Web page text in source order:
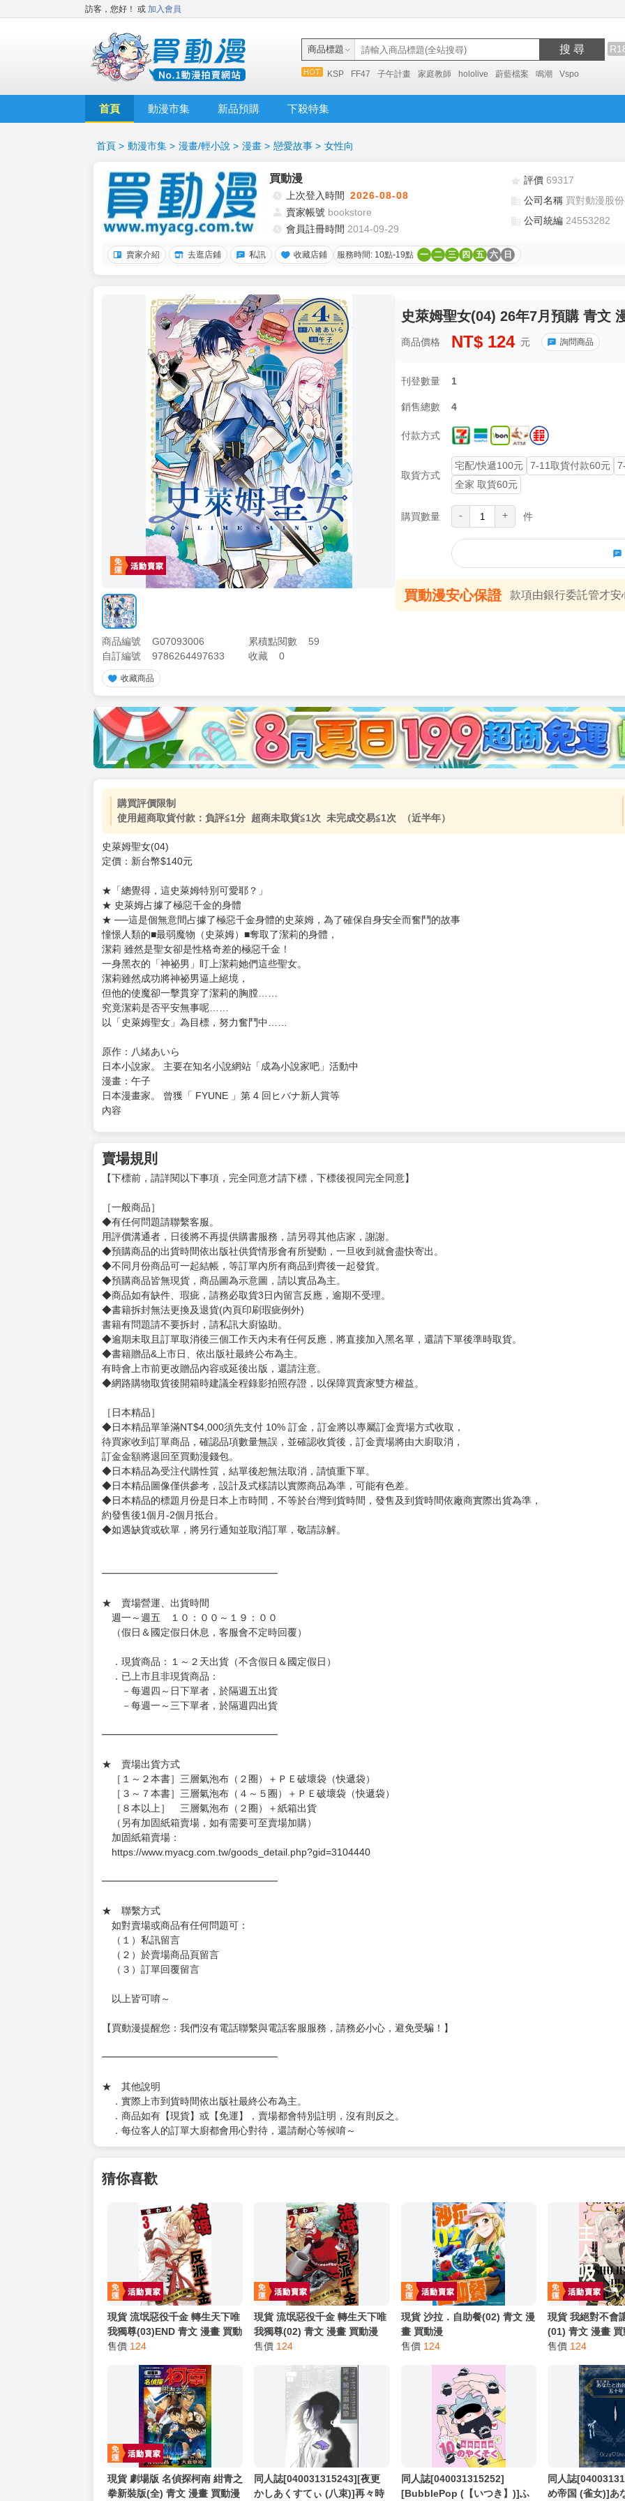
訪客，您好！ 或 加入會員
商品標題 搜 尋
KSP FF47 子午計畫 家庭教師 hololive 蔚藍檔案 鳴潮 Vspo
首頁 動漫市集 新品預購 下殺特集
首頁 > 動漫市集 > 漫畫/輕小說 > 漫畫 > 戀愛故事 > 女性向
買動漫
上次登入時間 2026-08-08
賣家帳號 bookstore
會員註冊時間 2014-09-29
評價 69317
公司名稱 買對動漫股
公司統編 24553282
賣家介紹 去逛店鋪 私訊 收藏店鋪 服務時間: 10點-19點 一 二 三 四 五 六 日
商品編號 G07093006 累積點閱數
59
自訂編號
9786264497633 收藏 0
收藏商品
史萊姆聖女(04) 26年7月預購 青文
商品價格 NT$ 124 元 詢問商品
刊登數量 1
銷售總數 4
付款方式
取貨方式
宅配/快遞100元 7-11取貨付款60元
全家 取貨60元
購買數量 - + 件
買動漫安心保證 款項由銀行委託管才安
加價購 ( 共
(加購品) 買動漫★《$15元-加固紙箱包裝》
購買評價限制
使用超商取貨付款：負評≦1分 超商未取貨≦1次 未完成交易≦1次 （近半年）
史萊姆聖女(04)
定價：新台幣$140元
★ 史萊姆占據了極惡千金的身體
★ ──這是個無意間占據了極惡千金身體的史萊姆，為了確保自身安全而奮鬥的故事
憧憬人類的■最弱魔物（史萊姆）■奪取了潔莉的身體，
潔莉 雖然是聖女卻是性格奇差的極惡千金！
一身黑衣的「神祕男」盯上潔莉她們這些聖女。
但他的使魔卻一擊貫穿了潔莉的胸膛……
究竟潔莉是否平安無事呢……
以「史萊姆聖女」為目標，努力奮鬥中……
日本小說家。 主要在知名小說網站「成為小說家吧」活動中
漫畫：午子
日本漫畫家。 曾獲「 FYUNE 」第 4 回ヒバナ新人賞等
內容
賣場規則
【下標前，請詳閱以下事項，完全同意才請下標，下標後視同完全同意】
［一般商品］
◆有任何問題請聯繫客服。
用評價溝通者，日後將不再提供購書服務，請另尋其他店家，謝謝。
◆不同月份商品可一起結帳，等訂單內所有商品到齊後一起發貨。
◆預購商品皆無現貨，商品圖為示意圖，請以實品為主。
◆商品如有缺件、瑕疵，請務必取貨3日內留言反應，逾期不受理。
◆書籍拆封無法更換及退貨(內頁印刷瑕疵例外)
書籍有問題請不要拆封，請私訊大廚協助。
◆逾期未取且訂單取消後三個工作天內未有任何反應，將直接加入黑名單，還請下單後準時取貨。
◆書籍贈品&上市日、依出版社最終公布為主。
有時會上市前更改贈品內容或延後出版，還請注意。
◆網路購物取貨後開箱時建議全程錄影拍照存證，以保障買賣家雙方權益。
訂金金額將退回至買動漫錢包。
◆日本精品為受注代購性質，結單後恕無法取消，請慎重下單。
◆日本精品圖像僅供參考，設計及式樣請以實際商品為準，可能有色差。
約發售後1個月-2個月抵台。
◆如遇缺貨或砍單，將另行通知並取消訂單，敬請諒解。
週一～週五 １０：００～１９：００
（假日＆國定假日休息，客服會不定時回覆）
．現貨商品：１～２天出貨（不含假日＆國定假日）
．已上市且非現貨商品：
－每週四～日下單者，於隔週五出貨
－每週一～三下單者，於隔週四出貨
★ 賣場出貨方式
［１～２本書］三層氣泡布（２圈）＋ＰＥ破壞袋（快遞袋）
［３～７本書］三層氣泡布（４～５圈）＋ＰＥ破壞袋（快遞袋）
［８本以上］ 三層氣泡布（２圈）＋紙箱出貨
（另有加固紙箱賣場，如有需要可至賣場加購）
https://www.myacg.com.tw/goods_detail.php?gid=3104440
━━━━━━━━━━━━━━━━━━
（１）私訊留言
（２）於賣場商品頁留言
（３）訂單回覆留言
【買動漫提醒您：我們沒有電話聯繫與電話客服服務，請務必小心，避免受騙！】
★ 其他說明
．實際上市到貨時間依出版社最終公布為主。
．商品如有【現貨】或【免運】，賣場都會特別註明，沒有則反之。
．每位客人的訂單大廚都會用心對待，還請耐心等候唷～
猜你喜歡
現貨 流氓惡役千金 轉生天下唯
我獨尊(03)END 青文 漫畫 買動
漫
售價 124
現貨 流氓惡役千金 轉生天下唯
我獨尊(02) 青文 漫畫 買動漫
售價
124
現貨 沙拉．自助餐(02) 青文 漫
畫 買動漫
售價 124
現貨 我絕對不會
(01) 青文 漫畫 買
售價 124